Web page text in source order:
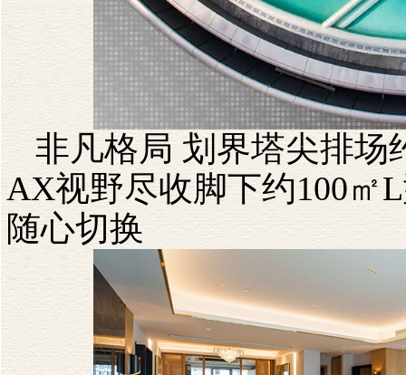
非凡格局 划界塔尖排场
AX视野尽收脚下约100㎡L
随心切换